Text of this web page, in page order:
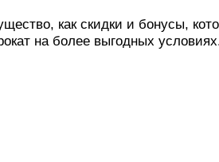
как скидки и бонусы,
на более выгодных